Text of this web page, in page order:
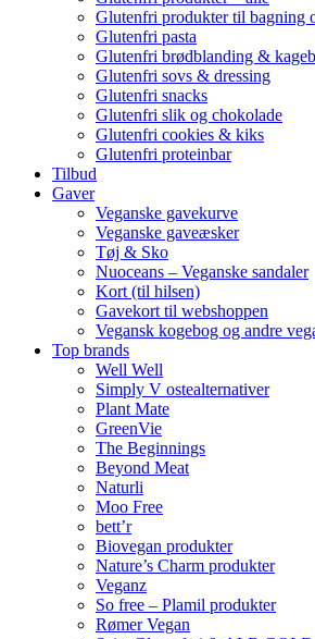
Glutenfri produkter til bagning
Glutenfri pasta
Glutenfri brødblanding &
Glutenfri sovs & dressing
Glutenfri snacks
Glutenfri slik og chokolade
Glutenfri cookies & kiks
Glutenfri proteinbar
Tilbud
Gaver
Veganske gavekurve
Veganske gaveæsker
Tøj & Sko
Nuoceans – Veganske sandaler
Kort (til hilsen)
Gavekort til webshoppen
Vegansk kogebog og andre
Top brands
Well Well
Simply V ostealternativer
Plant Mate
GreenVie
The Beginnings
Beyond Meat
Naturli
Moo Free
bett’r
Biovegan produkter
Nature’s Charm produkter
Veganz
So free – Plamil produkter
Rømer Vegan